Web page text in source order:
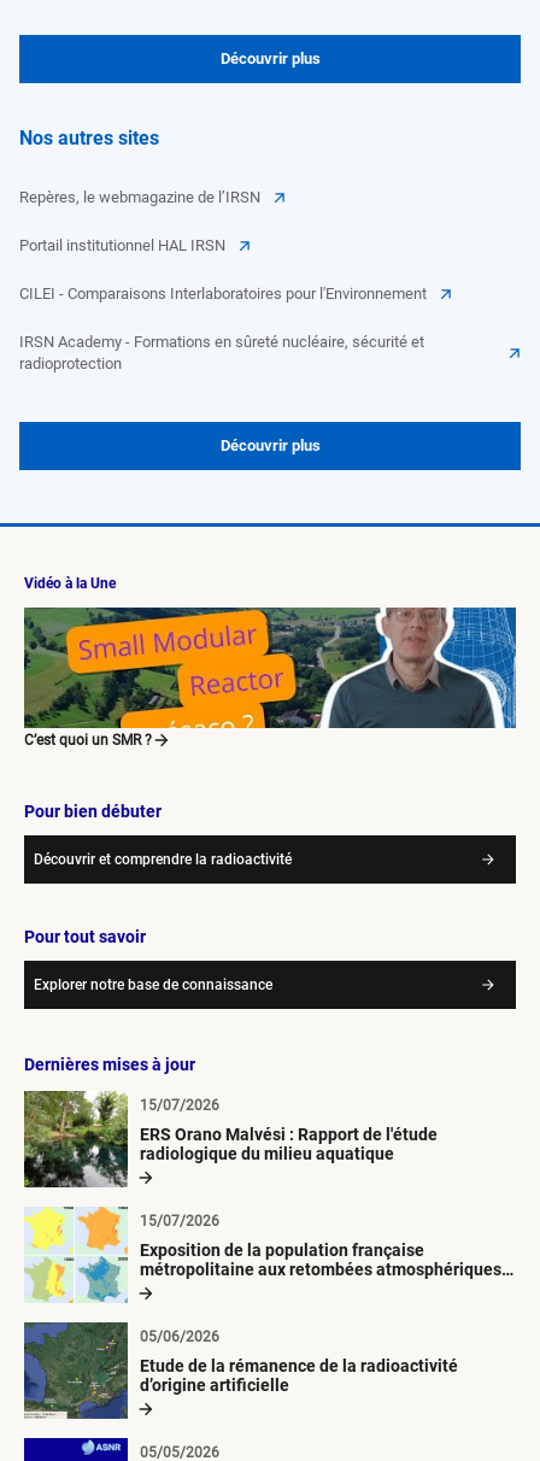
Découvrir plus
Nos autres sites
Repères, le webmagazine de l’IRSN
Portail institutionnel HAL IRSN
CILEI - Comparaisons Interlaboratoires pour l'Environnement
IRSN Academy - Formations en sûreté nucléaire, sécurité et
radioprotection
Découvrir plus
Vidéo à la Une
C’est quoi un SMR ?
Pour bien débuter
Découvrir et comprendre la radioactivité
Pour tout savoir
Explorer notre base de connaissance
Dernières mises à jour
ERS Orano Malvési : Rapport de l'étude
radiologique du milieu aquatique
15/07/2026
Exposition de la population française
métropolitaine aux retombées atmosphériques
radioactives depuis 1945
15/07/2026
Etude de la rémanence de la radioactivité
d’origine artificielle
05/06/2026
05/05/2026